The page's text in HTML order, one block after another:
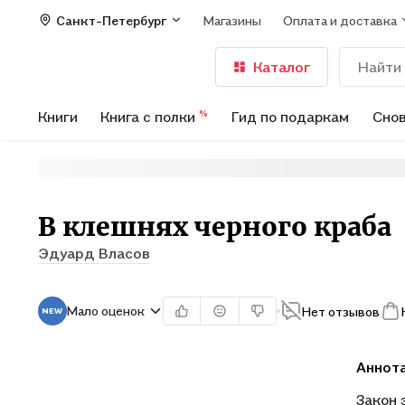
Санкт-Петербург Магазины Оплата и доставка
Каталог
Книги Книга с полки % Гид по подаркам
В клешнях черного краба
Эдуард Власов
Мало оценок Нет отзывов
Закон